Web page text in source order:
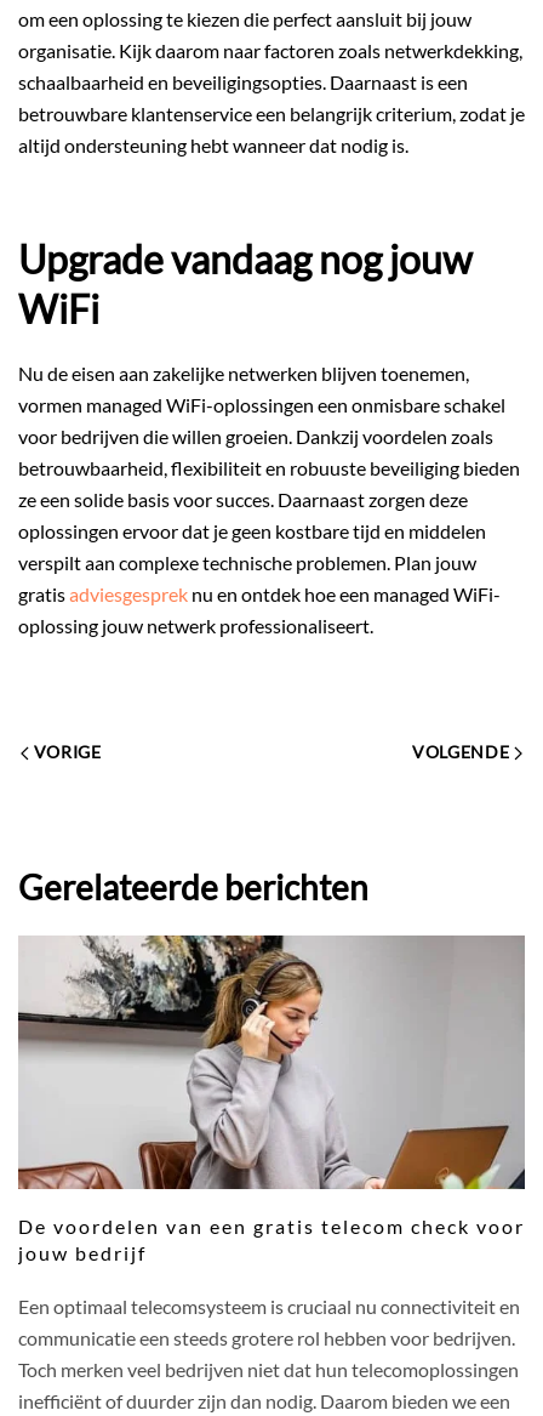
om een oplossing te kiezen die perfect aansluit bij jouw
organisatie. Kijk daarom naar factoren zoals netwerkdekking,
schaalbaarheid en beveiligingsopties. Daarnaast is een
betrouwbare klantenservice een belangrijk criterium, zodat je
altijd ondersteuning hebt wanneer dat nodig is.
Upgrade vandaag nog jouw
WiFi
Nu de eisen aan zakelijke netwerken blijven toenemen,
vormen managed WiFi-oplossingen een onmisbare schakel
voor bedrijven die willen groeien. Dankzij voordelen zoals
betrouwbaarheid, flexibiliteit en robuuste beveiliging bieden
ze een solide basis voor succes. Daarnaast zorgen deze
oplossingen ervoor dat je geen kostbare tijd en middelen
verspilt aan complexe technische problemen. Plan jouw
gratisadviesgesprek nu en ontdek hoe een managed WiFi-
oplossing jouw netwerk professionaliseert.
VORIGE VOLGENDE
Gerelateerde berichten
De voordelen van een gratis telecom check voor
jouw bedrijf
Een optimaal telecomsysteem is cruciaal nu connectiviteit en
communicatie een steeds grotere rol hebben voor bedrijven.
Toch merken veel bedrijven niet dat hun telecomoplossingen
inefficiënt of duurder zijn dan nodig. Daarom bieden we een